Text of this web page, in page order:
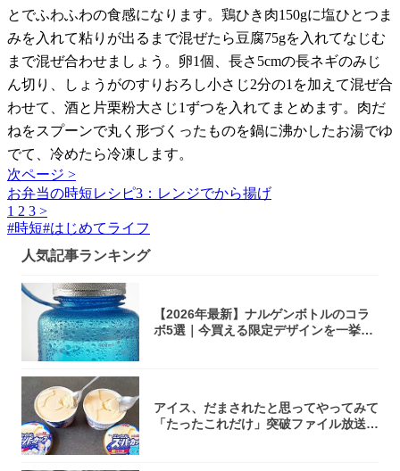
とでふわふわの食感になります。鶏ひき肉150gに塩ひとつま
みを入れて粘りが出るまで混ぜたら豆腐75gを入れてなじむ
まで混ぜ合わせましょう。卵1個、長さ5cmの長ネギのみじ
ん切り、しょうがのすりおろし小さじ2分の1を加えて混ぜ合
わせて、酒と片栗粉大さじ1ずつを入れてまとめます。肉だ
ねをスプーンで丸く形づくったものを鍋に沸かしたお湯でゆ
でて、冷めたら冷凍します。
次ページ >
お弁当の時短レシピ3：レンジでから揚げ
1 2 3 >
#時短#はじめてライフ
人気記事ランキング
【2026年最新】ナルゲンボトルのコラ
ボ5選｜今買える限定デザインを一挙紹
アイス、だまされたと思ってやってみて
「たったこれだけ」突破ファイル放送で